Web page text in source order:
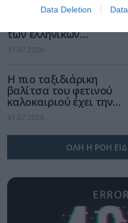
Data Deletion
Νέος οδηγός του ΕΚΤ
των ελληνικών
επιχειρήσεων στον
χώρο της άμυνας
31.07.2026
Η πιο ταξιδιάρικη
βαλίτσα του φετινού
καλοκαιριού έχει την
υπογραφή της Xiaomi
31.07.2026
ΟΛΗ Η ΡΟΗ